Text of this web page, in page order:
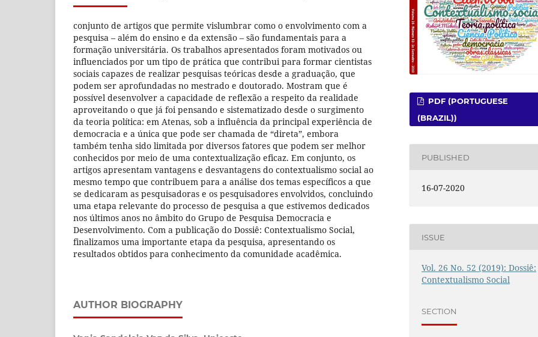
conjunto de artigos que permite vislumbrar como o envolvimento com a
pesquisa – além do ensino e da extensão – são fundamentais para a
formação universitária. Os trabalhos apresentados foram motivados ou
influenciados por um tipo de prática que contribui para formar cientistas
sociais capazes de realizar pesquisas teóricas desde a graduação, que
podem ser aprofundadas no mestrado e doutorado. Mostram que é
possível desenvolver a capacidade de reflexão a respeito da realidade
aproveitando o que já foi pensando e sistematizado desde o surgimento
da teoria política: em Atenas, sob a influência da principal experiência de
democracia e a única que pode ser chamada de “direta”, embora
também tenha sido limitada por diversos fatores que podem ser melhor
conhecidos por meio de uma contextualização eficaz. Em conjunto, os
artigos apresentam vantagens e desvantagens do contextualismo social ao
mesmo tempo que contribuem para a análise dos temas específicos a que
se dedicaram as pesquisadoras e os pesquisadores envolvidos, concluindo
uma etapa relevante do processo de pesquisa a que estivemos dedicados
nos últimos anos no âmbito do Grupo de Pesquisa Democracia e
Desenvolvimento. Com a publicação do Dossiê: Contextualismo Social,
finalizamos uma importante etapa da pesquisa, apresentando os
resultados obtidos para conhecimento da comunidade acadêmica.
AUTHOR BIOGRAPHY
PDF (PORTUGUESE
(BRAZIL))
PUBLISHED
16-07-2020
ISSUE
Vol. 26 No. 52 (2019): Dossiê:
Contextualismo Social
SECTION